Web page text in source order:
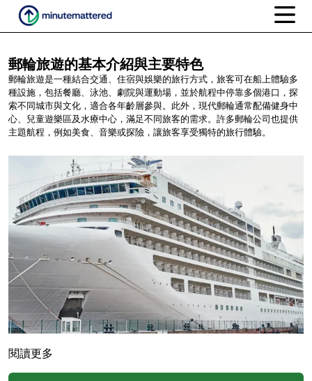
郵輪旅遊的基本介紹與主要特色
郵輪旅遊是一種結合交通、住宿與娛樂的旅行方式，旅客可在船上體驗多
種設施，包括餐廳、泳池、劇院與運動場，並於航程中停靠多個港口，探
索不同城市與文化，適合各年齡層參與。此外，現代郵輪通常配備健身中
心、兒童遊樂區及水療中心，滿足不同旅客的需求。許多郵輪公司也提供
主題航程，例如美食、音樂或探險，讓旅客享受獨特的旅行體驗。
閱讀更多